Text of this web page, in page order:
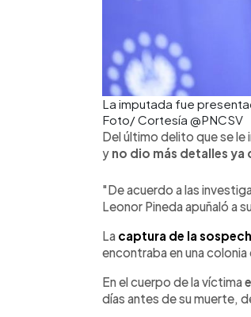
La imputada fue
Foto/ Cortesía @PNCSV
Del último delito que se
y no dio más detalles ya
"De acuerdo a las
Leonor Pineda apuñaló a
La captura de la
encontraba en una
En el cuerpo de la víctima
días antes de su muerte,